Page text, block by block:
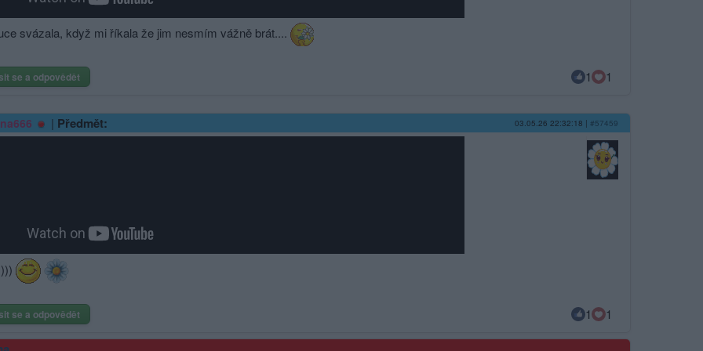
svázala, když mi říkala že jim nesmím vážně brát....
se a odpovědět 1 1
| Předmět: 03.05.26 22:32:18 | #57459
se a odpovědět 1 1